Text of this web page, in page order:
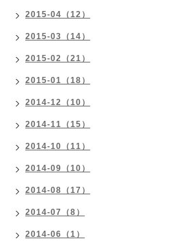
2015-04（12）
2015-03（14）
2015-02（21）
2015-01（18）
2014-12（10）
2014-11（15）
2014-10（11）
2014-09（10）
2014-08（17）
2014-07（8）
2014-06（1）